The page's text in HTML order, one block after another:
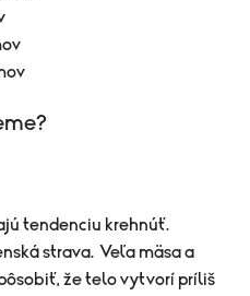
tendenciu krehnúť.
strava. Veľa mäsa a
že telo vytvorí príliš